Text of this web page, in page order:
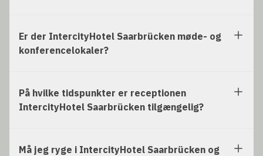
Er der IntercityHotel Saarbrücken møde- og
konferencelokaler?
På hvilke tidspunkter er receptionen
IntercityHotel Saarbrücken tilgængelig?
Må jeg ryge i IntercityHotel Saarbrücken og